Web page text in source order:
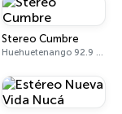
Stereo Cumbre
Huehuetenango 92.9 FM